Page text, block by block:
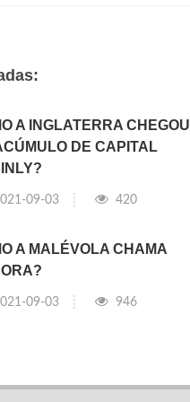
A INGLATERRA CHEGOU
DE CAPITAL
09-03 420
A MALÉVOLA CHAMA
09-03 946